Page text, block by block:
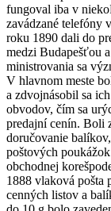
fungoval iba v
zavádzané telefóny
roku 1890 dali do
medzi Budapešťou
ministrovania sa
V hlavnom meste
a zdvojnásobil sa
obvodov, čím sa
predajní cenín. Boli
doručovanie
poštových
obchodnej
1888 vlaková pošta
cenných listov a